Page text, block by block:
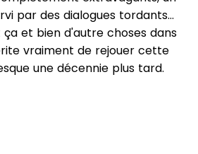
par des dialogues tordants…
et bien d'autre choses dans
vraiment de rejouer cette
une décennie plus tard.